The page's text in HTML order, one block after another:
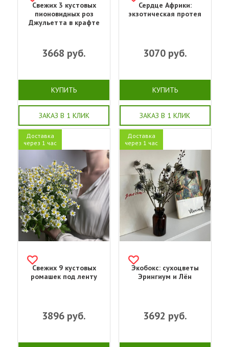
Свежих 3 кустовых
пионовидных роз
Джульетта в крафте
3668 руб.
КУПИТЬ
ЗАКАЗ В 1 КЛИК
Сердце Африки:
экзотическая протея
3070руб.
КУПИТЬ
ЗАКАЗ В 1 КЛИК
Доставка
через 1 час
Свежих 9 кустовых
ромашек под ленту
3896 руб.
Доставка
через 1 час
Экобокс: сухоцветы
Эрингиум и Лён
3692 руб.